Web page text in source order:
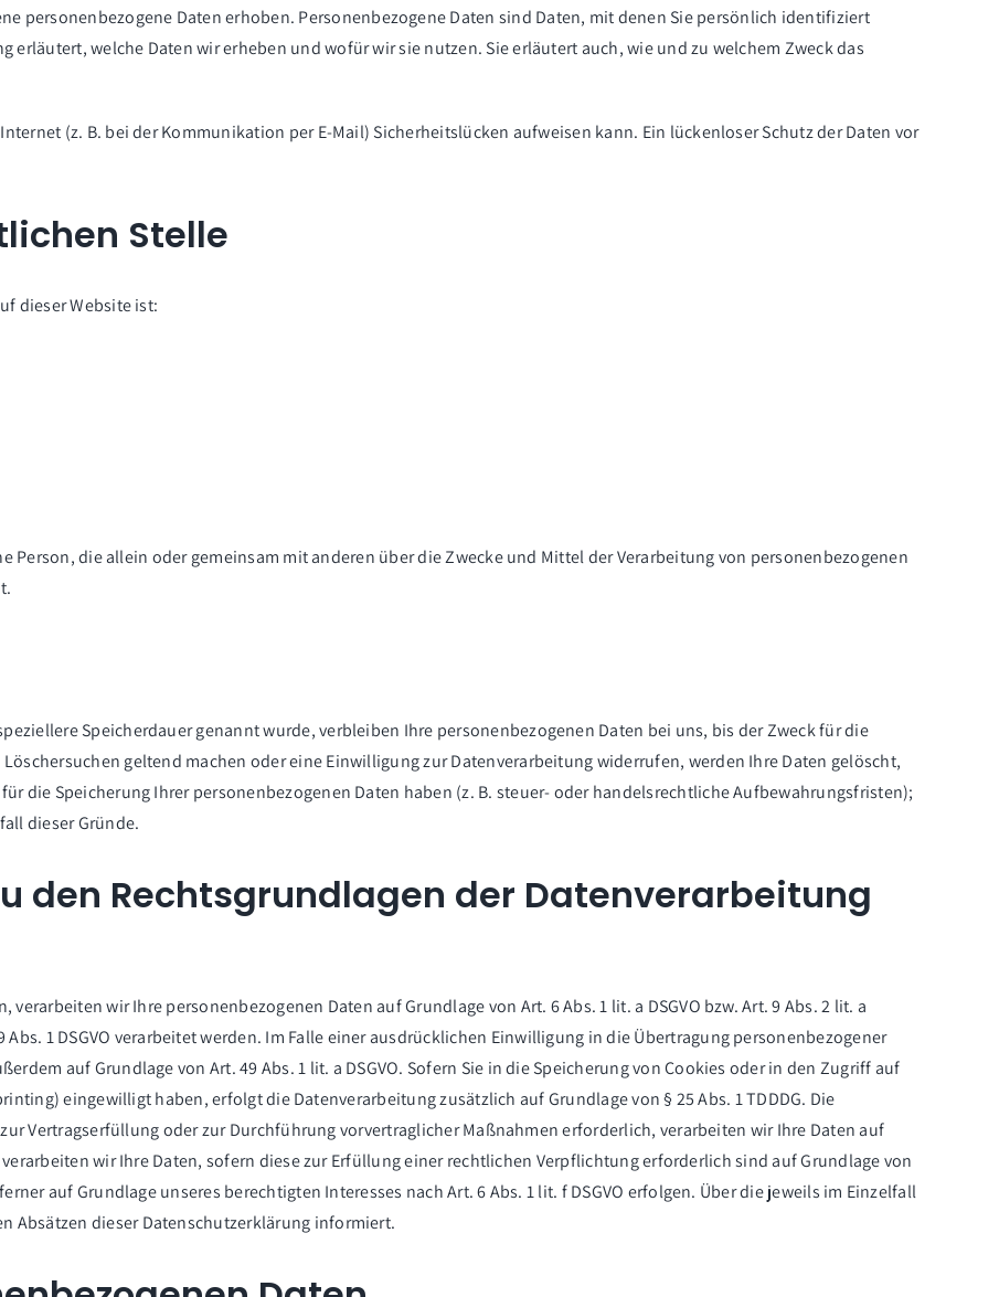
personenbezogene Daten erhoben. Personenbezogene Daten sind Daten, mit denen Sie persönlich identifiziert
erläutert, welche Daten wir erheben und wofür wir sie nutzen. Sie erläutert auch, wie und zu welchem Zweck das
(z. B. bei der Kommunikation per E-Mail) Sicherheitslücken aufweisen kann. Ein lückenloser Schutz der Daten vor
Stelle
dieser Website ist:
die allein oder gemeinsam mit anderen über die Zwecke und Mittel der Verarbeitung von personenbezogenen
Speicherdauer genannt wurde, verbleiben Ihre personenbezogenen Daten bei uns, bis der Zweck für die
geltend machen oder eine Einwilligung zur Datenverarbeitung widerrufen, werden Ihre Daten gelöscht,
die Speicherung Ihrer personenbezogenen Daten haben (z. B. steuer- oder handelsrechtliche Aufbewahrungsfristen);
dieser Gründe.
den Rechtsgrundlagen der Datenverarbeitung
wir Ihre personenbezogenen Daten auf Grundlage von Art. 6 Abs. 1 lit. a DSGVO bzw. Art. 9 Abs. 2 lit. a
Abs. 1 DSGVO verarbeitet werden. Im Falle einer ausdrücklichen Einwilligung in die Übertragung personenbezogener
auf Grundlage von Art. 49 Abs. 1 lit. a DSGVO. Sofern Sie in die Speicherung von Cookies oder in den Zugriff auf
eingewilligt haben, erfolgt die Datenverarbeitung zusätzlich auf Grundlage von § 25 Abs. 1 TDDDG. Die
Vertragserfüllung oder zur Durchführung vorvertraglicher Maßnahmen erforderlich, verarbeiten wir Ihre Daten auf
verarbeiten wir Ihre Daten, sofern diese zur Erfüllung einer rechtlichen Verpflichtung erforderlich sind auf Grundlage von
auf Grundlage unseres berechtigten Interesses nach Art. 6 Abs. 1 lit. f DSGVO erfolgen. Über die jeweils im Einzelfall
Absätzen dieser Datenschutzerklärung informiert.